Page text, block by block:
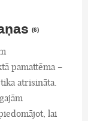
(6)
pamattēma –
atrisināta.
lai